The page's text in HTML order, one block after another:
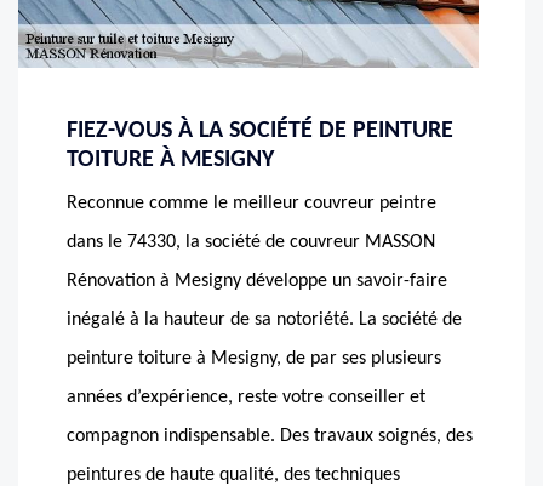
FIEZ-VOUS À LA SOCIÉTÉ DE PEINTURE
TOITURE À MESIGNY
Reconnue comme le meilleur couvreur peintre
dans le 74330, la société de couvreur MASSON
Rénovation à Mesigny développe un savoir-faire
inégalé à la hauteur de sa notoriété. La société de
peinture toiture à Mesigny, de par ses plusieurs
années d’expérience, reste votre conseiller et
compagnon indispensable. Des travaux soignés, des
peintures de haute qualité, des techniques